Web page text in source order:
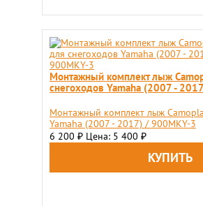
Монтажный комплект лыж
снегоходов Yamaha (2007 -
Монтажный комплект лыж
Yamaha (2007 - 2017) / 900MKY-3
6 200 ₽ Цена: 5 400 ₽